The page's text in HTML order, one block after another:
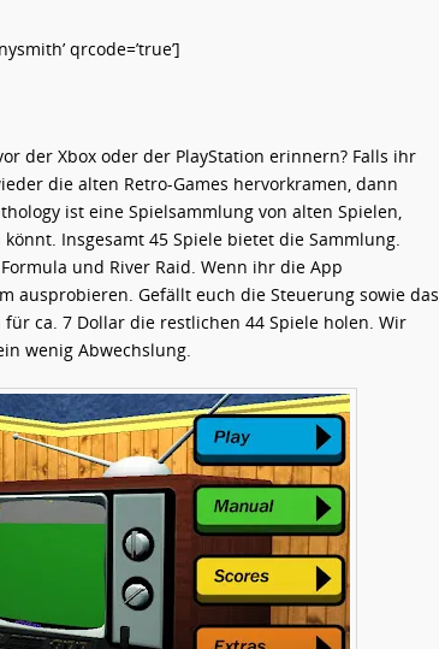
qrcode=’true’]
der Xbox oder der PlayStation erinnern? Falls ihr
die alten Retro-Games hervorkramen, dann
ist eine Spielsammlung von alten Spielen,
Insgesamt 45 Spiele bietet die Sammlung.
und River Raid. Wenn ihr die App
ausprobieren. Gefällt euch die Steuerung sowie das
ca. 7 Dollar die restlichen 44 Spiele holen. Wir
wenig Abwechslung.